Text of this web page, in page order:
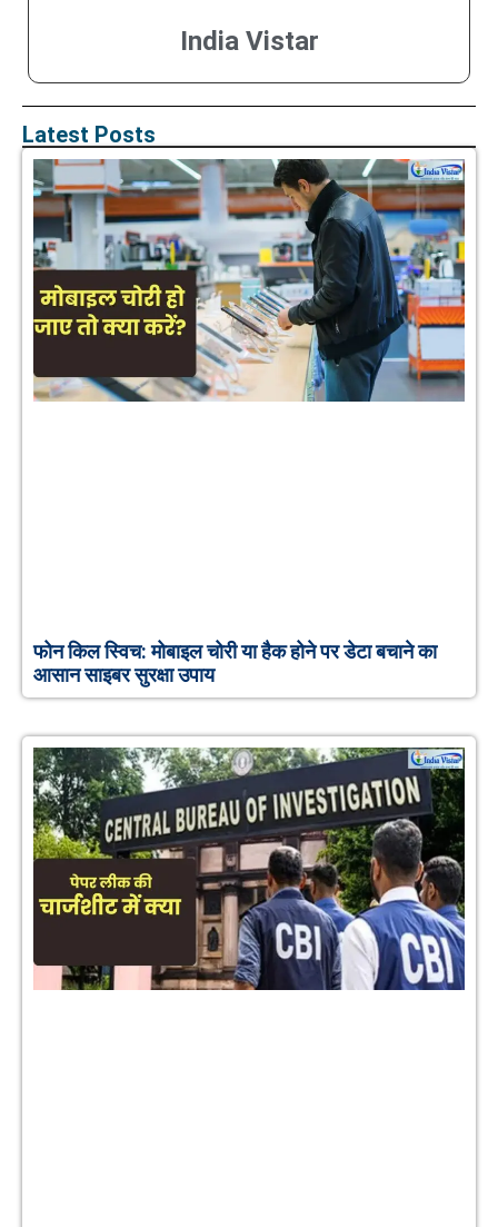
India Vistar
Latest Posts
फोन किल स्विच: मोबाइल चोरी या हैक होने पर डेटा बचाने का
आसान साइबर सुरक्षा उपाय